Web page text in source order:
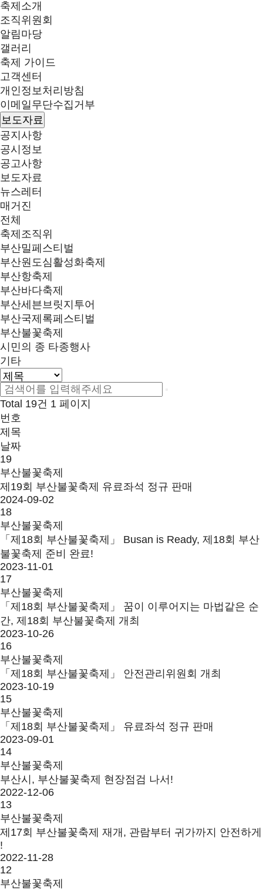
축제소개
조직위원회
알림마당
갤러리
축제 가이드
고객센터
개인정보처리방침
이메일무단수집거부
보도자료
공지사항
공시정보
공고사항
보도자료
뉴스레터
매거진
전체
축제조직위
부산밀페스티벌
부산원도심활성화축제
부산항축제
부산바다축제
부산세븐브릿지투어
부산국제록페스티벌
부산불꽃축제
시민의 종 타종행사
기타
Total 19건 1 페이지
번호
제목
날짜
19
부산불꽃축제
제19회 부산불꽃축제 유료좌석 정규 판매
2024-09-02
18
부산불꽃축제
「제18회 부산불꽃축제」 Busan is Ready, 제18회 부산
불꽃축제 준비 완료!
2023-11-01
17
부산불꽃축제
「제18회 부산불꽃축제」 꿈이 이루어지는 마법같은 순
간, 제18회 부산불꽃축제 개최
2023-10-26
16
부산불꽃축제
「제18회 부산불꽃축제」 안전관리위원회 개최
2023-10-19
15
부산불꽃축제
「제18회 부산불꽃축제」 유료좌석 정규 판매
2023-09-01
14
부산불꽃축제
부산시, 부산불꽃축제 현장점검 나서!
2022-12-06
13
부산불꽃축제
제17회 부산불꽃축제 재개, 관람부터 귀가까지 안전하게
!
2022-11-28
12
부산불꽃축제